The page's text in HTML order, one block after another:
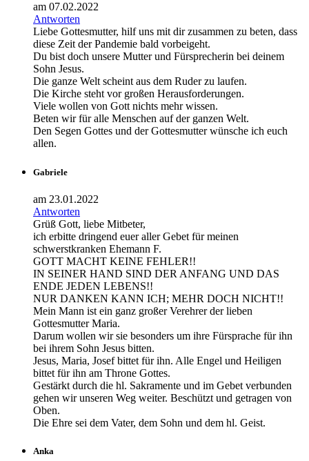
am 07.02.2022
Antworten
Liebe Gottesmutter, hilf uns mit dir zusammen zu beten, dass
diese Zeit der Pandemie bald vorbeigeht.
Du bist doch unsere Mutter und Fürsprecherin bei deinem
Sohn Jesus.
Die ganze Welt scheint aus dem Ruder zu laufen.
Die Kirche steht vor großen Herausforderungen.
Viele wollen von Gott nichts mehr wissen.
Beten wir für alle Menschen auf der ganzen Welt.
Den Segen Gottes und der Gottesmutter wünsche ich euch
allen.
Gabriele
am 23.01.2022
Antworten
Grüß Gott, liebe Mitbeter,
ich erbitte dringend euer aller Gebet für meinen
schwerstkranken Ehemann F.
GOTT MACHT KEINE FEHLER!!
IN SEINER HAND SIND DER ANFANG UND DAS
ENDE JEDEN LEBENS!!
NUR DANKEN KANN ICH; MEHR DOCH NICHT!!
Mein Mann ist ein ganz großer Verehrer der lieben
Gottesmutter Maria.
Darum wollen wir sie besonders um ihre Fürsprache für ihn
bei ihrem Sohn Jesus bitten.
Jesus, Maria, Josef bittet für ihn. Alle Engel und Heiligen
bittet für ihn am Throne Gottes.
Gestärkt durch die hl. Sakramente und im Gebet verbunden
gehen wir unseren Weg weiter. Beschützt und getragen von
Oben.
Die Ehre sei dem Vater, dem Sohn und dem hl. Geist.
Anka